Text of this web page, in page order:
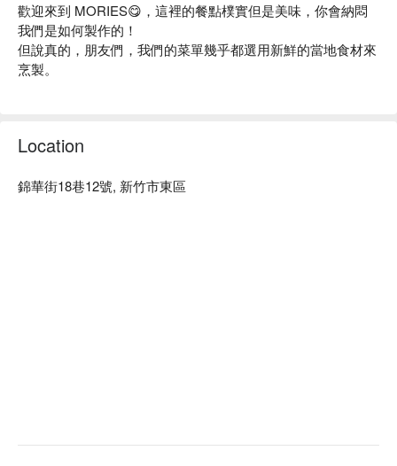
歡迎來到 MORIES😋，這裡的餐點樸實但是美味，你會納悶
我們是如何製作的！
但說真的，朋友們，我們的菜單幾乎都選用新鮮的當地食材來
烹製。
是餐廳！
也正是我們迷人而舒適的氛圍讓您感覺像皇室成員🧛♂️🧛♀️，
Location
錦華街18巷12號, 新竹市東區